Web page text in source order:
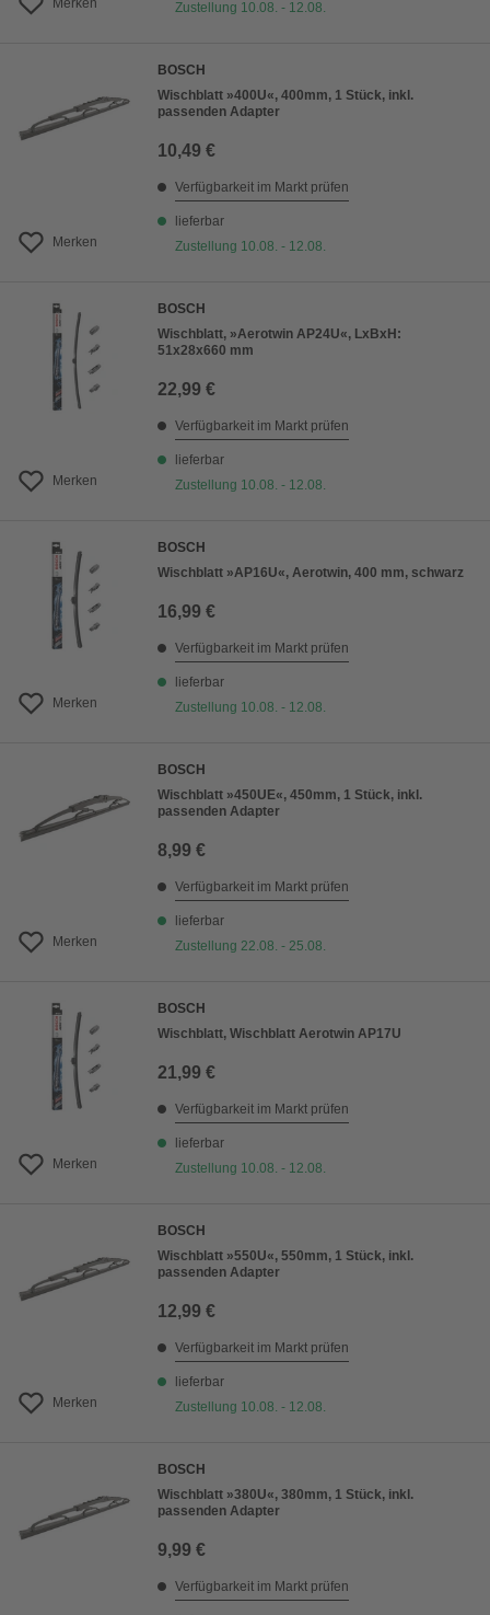
Merken Zustellung 10.08. - 12.08.
Merken
BOSCH
Wischblatt »400U«, 400mm, 1 Stück, inkl.
passenden Adapter
10,49 €
Verfügbarkeit im Markt prüfen
lieferbar
Zustellung 10.08. - 12.08.
Merken
BOSCH
Wischblatt, »Aerotwin AP24U«, LxBxH:
51x28x660 mm
22,99 €
Verfügbarkeit im Markt prüfen
lieferbar
Zustellung 10.08. - 12.08.
Merken
BOSCH
Wischblatt »AP16U«, Aerotwin, 400 mm, schwarz
16,99 €
Verfügbarkeit im Markt prüfen
lieferbar
Zustellung 10.08. - 12.08.
Merken
BOSCH
Wischblatt »450UE«, 450mm, 1 Stück, inkl.
passenden Adapter
8,99 €
Verfügbarkeit im Markt prüfen
lieferbar
Zustellung 22.08. - 25.08.
Merken
BOSCH
Wischblatt, Wischblatt Aerotwin AP17U
21,99 €
Verfügbarkeit im Markt prüfen
lieferbar
Zustellung 10.08. - 12.08.
Merken
BOSCH
Wischblatt »550U«, 550mm, 1 Stück, inkl.
passenden Adapter
12,99 €
Verfügbarkeit im Markt prüfen
lieferbar
Zustellung 10.08. - 12.08.
BOSCH
Wischblatt »380U«, 380mm, 1 Stück, inkl.
passenden Adapter
9,99 €
Verfügbarkeit im Markt prüfen